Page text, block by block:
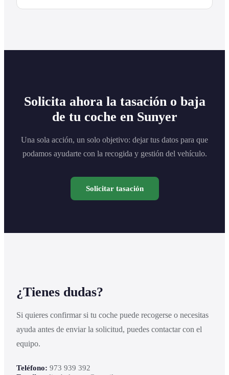
Solicita ahora la tasación o baja
de tu coche en Sunyer
Una sola acción, un solo objetivo: dejar tus datos para que
podamos ayudarte con la recogida y gestión del vehículo.
Solicitar tasación
¿Tienes dudas?
Si quieres confirmar si tu coche puede recogerse o necesitas
ayuda antes de enviar la solicitud, puedes contactar con el
equipo.
Teléfono: 973 939 392